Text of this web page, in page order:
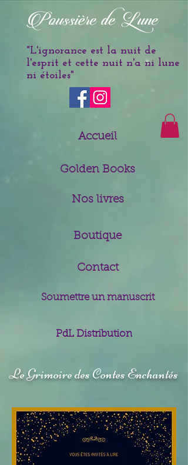
Poussière de Lune
"L'ignorance est la nuit de
l'esprit et cette nuit n'a ni lune
ni étoiles"
Accueil
Golden Books
Nos livres
Boutique
Contact
Soumettre un manuscrit
PdL Distribution
Le Grimoire des Contes Enchantés